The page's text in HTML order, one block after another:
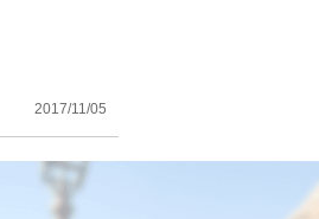
2017/11/05